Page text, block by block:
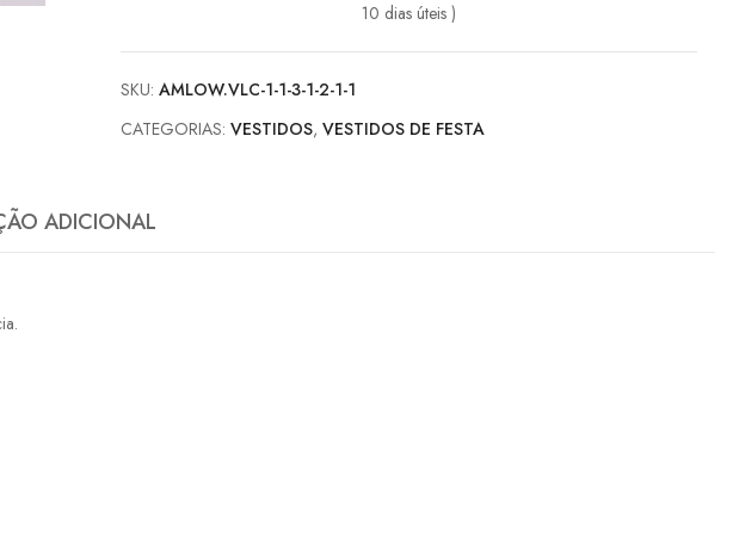
10 dias úteis )
SKU:AMLOW.VLC-1-1-3-1-2-1-1
CATEGORIAS:VESTIDOS,VESTIDOS DE FESTA
ADICIONAL